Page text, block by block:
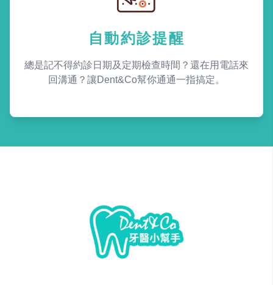
自動約診提醒
總是記不得約診日期及定期檢查時間？還在用電話來
回溝通？讓Dent&Co幫你通通一指搞定。